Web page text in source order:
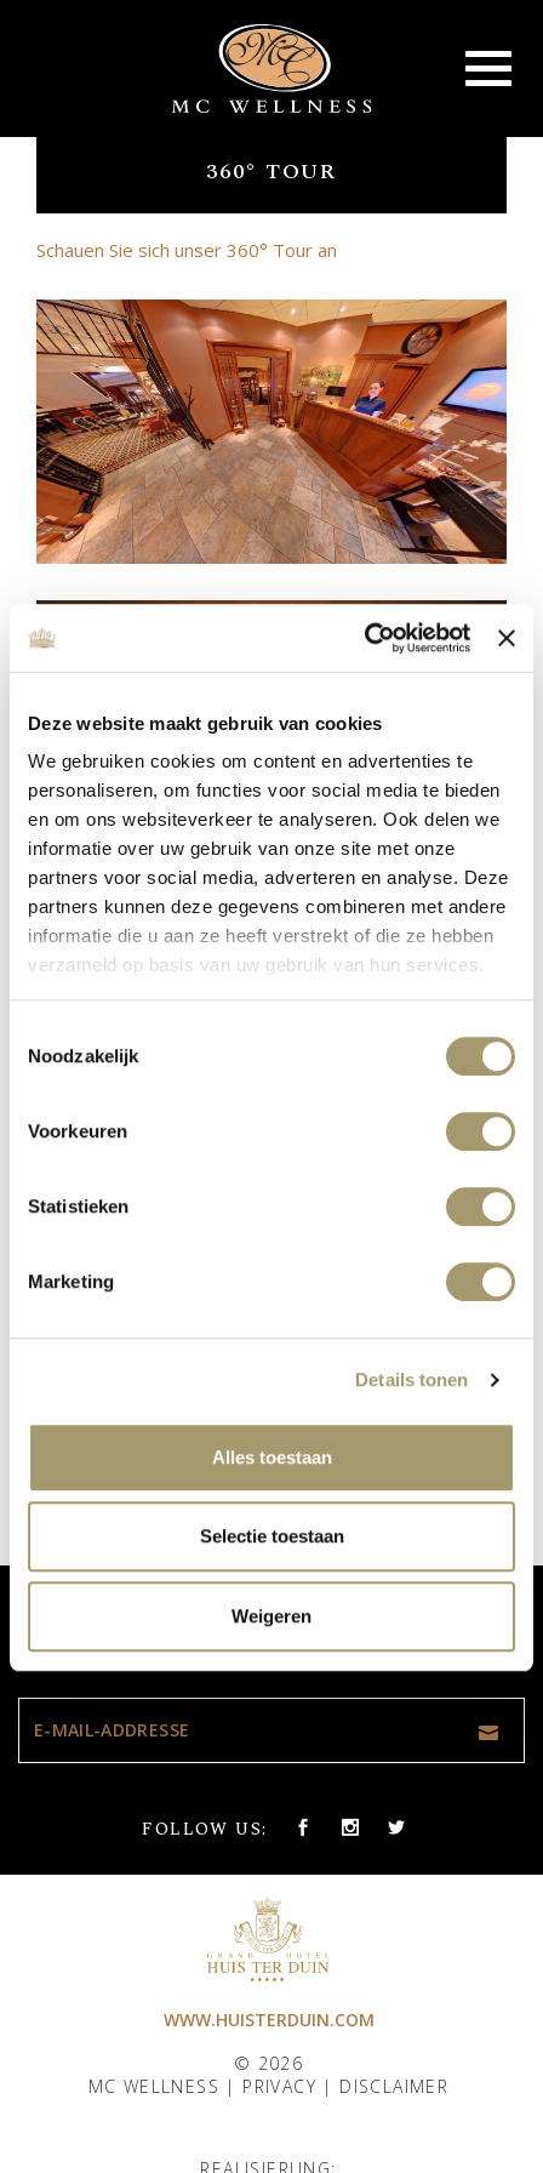
Deze website maakt gebruik van cookies
We gebruiken cookies om content en advertenties te
personaliseren, om functies voor social media te bieden
en om ons websiteverkeer te analyseren. Ook delen we
informatie over uw gebruik van onze site met onze
partners voor social media, adverteren en analyse. Deze
partners kunnen deze gegevens combineren met andere
informatie die u aan ze heeft verstrekt of die ze hebben
verzameld op basis van uw gebruik van hun services.
Noodzakelijk
Voorkeuren
Statistieken
Marketing
Details tonen
Alles toestaan
Selectie toestaan
Weigeren
Toggle
360° TOUR
Schauen Sie sich unser 360° Tour an
MC WELLNESS INVESTS IN QUALITY
Veröffentlicht auf: 16. Januar 2020
KÜRZLICH BEI MC WELLNESS:
VERPASSEN SIE NICHT UNSERE UPDATES:
FOLLOW US:
WWW.HUISTERDUIN.COM
© 2026
MC WELLNESS | PRIVACY | DISCLAIMER
REALISIERUNG: